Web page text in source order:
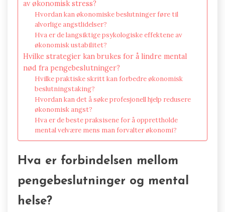
av økonomisk stress?
Hvordan kan økonomiske beslutninger føre til
alvorlige angstlidelser?
Hva er de langsiktige psykologiske effektene av
økonomisk ustabilitet?
Hvilke strategier kan brukes for å lindre mental
nød fra pengebeslutninger?
Hvilke praktiske skritt kan forbedre økonomisk
beslutningstaking?
Hvordan kan det å søke profesjonell hjelp redusere
økonomisk angst?
Hva er de beste praksisene for å opprettholde
mental velvære mens man forvalter økonomi?
Hva er forbindelsen mellom
pengebeslutninger og mental
helse?